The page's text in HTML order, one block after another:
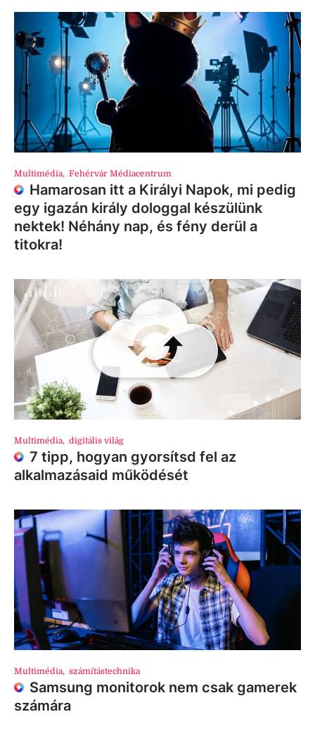
Multimédia, Fehérvár Médiacentrum
Hamarosan itt a Királyi Napok, mi pedig
egy igazán király dologgal készülünk
nektek! Néhány nap, és fény derül a
titokra!
Multimédia, digitális világ
7 tipp, hogyan gyorsítsd fel az
alkalmazásaid működését
Multimédia, számítástechnika
Samsung monitorok nem csak gamerek
számára